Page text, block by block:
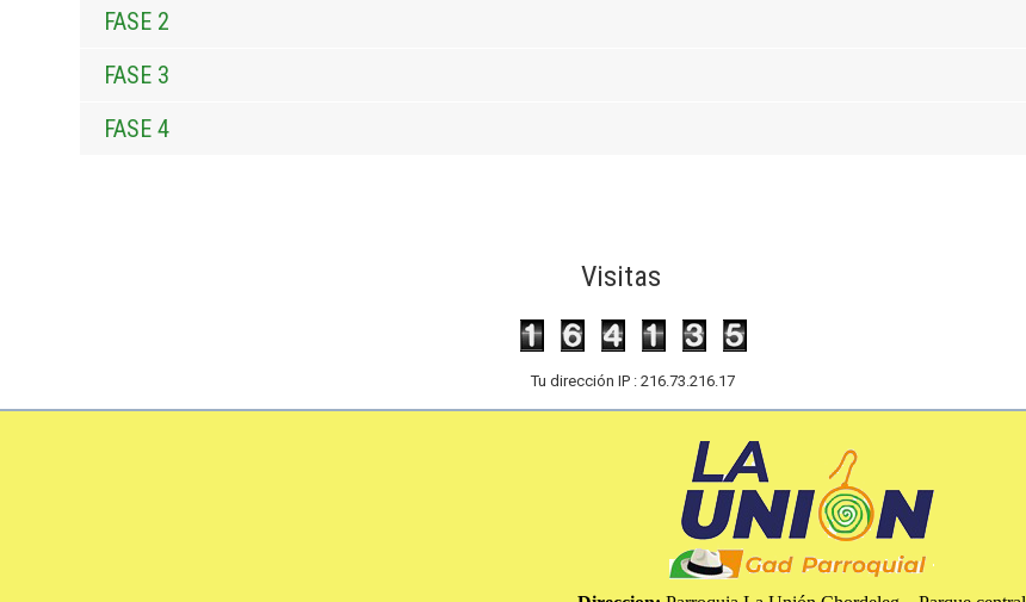
FASE 2
FASE 3
FASE 4
Visitas
Tu dirección IP : 216.73.216.17